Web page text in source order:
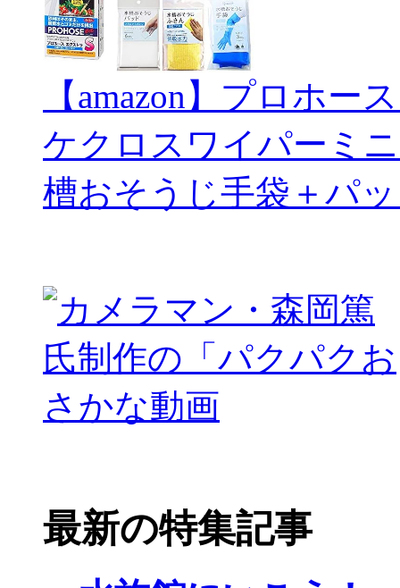
【amazon】プロホー
ケクロスワイパーミ
槽おそうじ手袋＋パ
最新の特集記事